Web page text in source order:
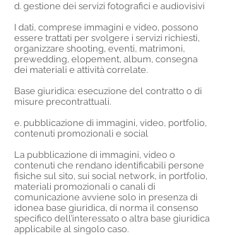
d. gestione dei servizi fotografici e audiovisivi
I dati, comprese immagini e video, possono
essere trattati per svolgere i servizi richiesti,
organizzare shooting, eventi, matrimoni,
prewedding, elopement, album, consegna
dei materiali e attività correlate.
Base giuridica: esecuzione del contratto o di
misure precontrattuali.
e. pubblicazione di immagini, video, portfolio,
contenuti promozionali e social
La pubblicazione di immagini, video o
contenuti che rendano identificabili persone
fisiche sul sito, sui social network, in portfolio,
materiali promozionali o canali di
comunicazione avviene solo in presenza di
idonea base giuridica, di norma il consenso
specifico dell’interessato o altra base giuridica
applicabile al singolo caso.